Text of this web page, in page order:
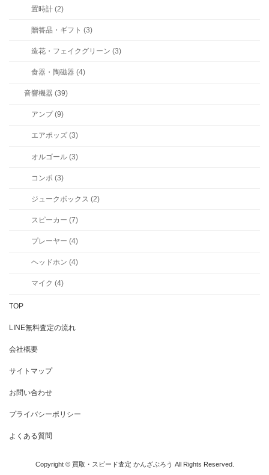
置時計 (2)
贈答品・ギフト (3)
造花・フェイクグリーン (3)
食器・陶磁器 (4)
音響機器 (39)
アンプ (9)
エアポッズ (3)
オルゴール (3)
コンポ (3)
ジュークボックス (2)
スピーカー (7)
プレーヤー (4)
ヘッドホン (4)
マイク (4)
TOP
LINE無料査定の流れ
会社概要
サイトマップ
お問い合わせ
プライバシーポリシー
よくある質問
Copyright © 買取・スピード査定 かんざぶろう All Rights Reserved.